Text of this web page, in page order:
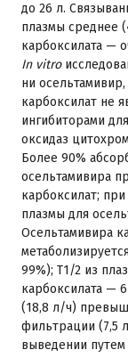
до 26 л.
плазмы среднее
карбоксилата —
In vitro
ни
карбоксилат не
ингибиторами
оксидаз
Более 90%
осельтамивира
карбоксилат;
плазмы для
Осельтамивира
99%); T1/2 из
карбоксилата —
(18,8 л/ч)
фильтрации (7,5
выведении